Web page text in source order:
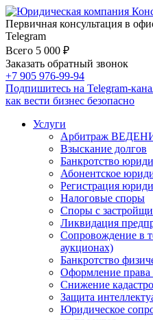
Первичная консультация в
Telegram
Всего 5 000 ₽
Заказать обратный звонок
+7 905 976-99-94
Подпишитесь на Telegram-
как вести бизнес безопасно
Услуги
Арбитраж
Взыскание долгов
Банкротство
Абонентское
Регистрация
Налоговые споры
Споры с
Ликвидация
Сопровождение в
аукционах)
Банкротство
Оформление права
Снижение
Защита
Юридическое